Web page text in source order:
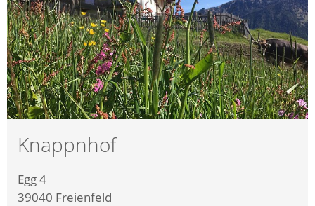
Knappnhof
Egg 4
39040 Freienfeld